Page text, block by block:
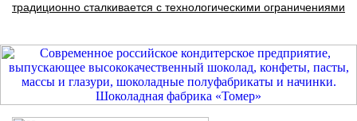
традиционно сталкивается с технологическими ограничениями